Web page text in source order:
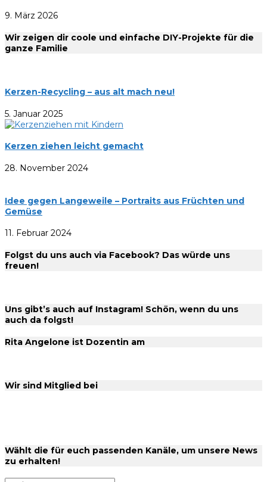
9. März 2026
Wir zeigen dir coole und einfache DIY-Projekte für die
ganze Familie
Kerzen-Recycling – aus alt mach neu!
5. Januar 2025
Kerzen ziehen leicht gemacht
28. November 2024
Idee gegen Langeweile – Portraits aus Früchten und
Gemüse
11. Februar 2024
Folgst du uns auch via Facebook? Das würde uns
freuen!
Uns gibt’s auch auf Instagram! Schön, wenn du uns
auch da folgst!
Rita Angelone ist Dozentin am
Wir sind Mitglied bei
Wählt die für euch passenden Kanäle, um unsere News
zu erhalten!